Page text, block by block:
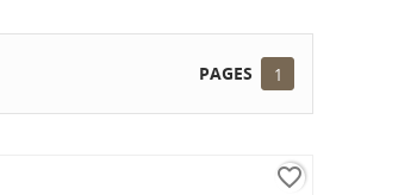
PAGES 1
favorite_border